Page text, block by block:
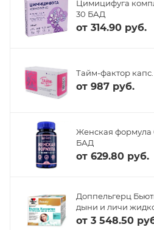
Цимицифуга
30 БАД
от 314.90 руб.
Тайм-фактор
от 987 руб.
Женская формула
БАД
от 629.80 руб.
Доппельгерц
дыни и личи
от 3 548.50